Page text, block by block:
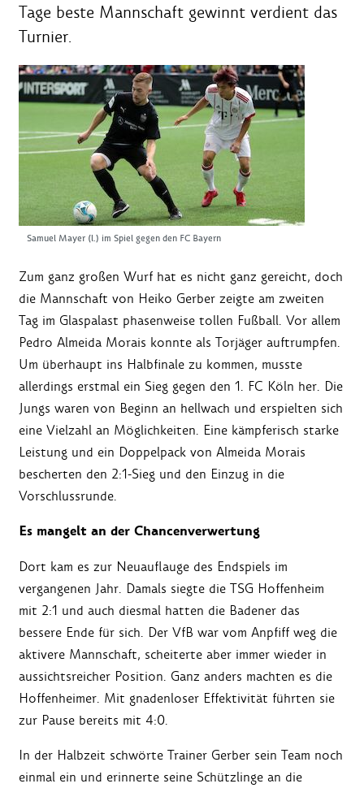
Tage beste Mannschaft gewinnt verdient das
Turnier.
Samuel Mayer (l.) im Spiel gegen den FC Bayern
Zum ganz großen Wurf hat es nicht ganz gereicht, doch
die Mannschaft von Heiko Gerber zeigte am zweiten
Tag im Glaspalast phasenweise tollen Fußball. Vor allem
Pedro Almeida Morais konnte als Torjäger auftrumpfen.
Um überhaupt ins Halbfinale zu kommen, musste
allerdings erstmal ein Sieg gegen den 1. FC Köln her. Die
Jungs waren von Beginn an hellwach und erspielten sich
eine Vielzahl an Möglichkeiten. Eine kämpferisch starke
Leistung und ein Doppelpack von Almeida Morais
bescherten den 2:1-Sieg und den Einzug in die
Vorschlussrunde.
Es mangelt an der Chancenverwertung
Dort kam es zur Neuauflauge des Endspiels im
vergangenen Jahr. Damals siegte die TSG Hoffenheim
mit 2:1 und auch diesmal hatten die Badener das
bessere Ende für sich. Der VfB war vom Anpfiff weg die
aktivere Mannschaft, scheiterte aber immer wieder in
aussichtsreicher Position. Ganz anders machten es die
Hoffenheimer. Mit gnadenloser Effektivität führten sie
zur Pause bereits mit 4:0.
In der Halbzeit schwörte Trainer Gerber sein Team noch
einmal ein und erinnerte seine Schützlinge an die